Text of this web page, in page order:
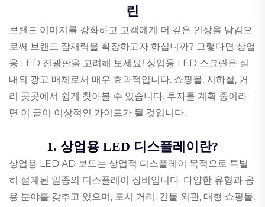
린
브랜드 이미지를 강화하고 고객에게 더 깊은 인상을 남김으
로써 브랜드 잠재력을 확장하고자 하십니까? 그렇다면 상업
용 LED 전광판을 고려해 보세요! 상업용 LED 스크린은 실
내외 광고 매체로서 매우 효과적입니다. 쇼핑몰, 지하철, 거
리 곳곳에서 쉽게 찾아볼 수 있습니다. 투자를 계획 중이라
면 이 글이 이상적인 가이드가 될 것입니다.
1. 상업용 LED 디스플레이란?
상업용 LED AD 보드는 상업적 디스플레이 목적으로 특별
히 설계된 일종의 디스플레이 장비입니다. 다양한 유형과 응
용 분야를 갖추고 있으며, 도시 거리, 건물 외관, 대형 쇼핑몰,